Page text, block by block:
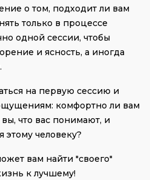
о том, подходит ли вам
только в процессе
одной сессии, чтобы
и ясность, а иногда
на первую сессию и
комфортно ли вам
вы, что вас понимают, и
этому человеку?
вам найти "своего"
к лучшему!